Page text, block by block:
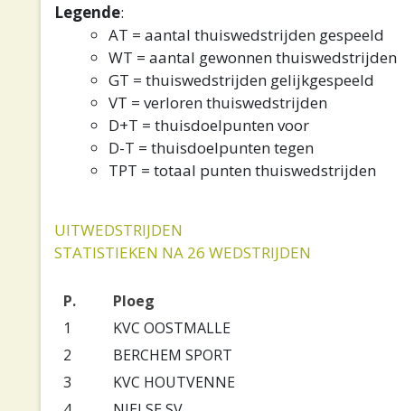
Legende:
AT = aantal thuiswedstrijden gespeeld
WT = aantal gewonnen thuiswedstrijden
GT = thuiswedstrijden gelijkgespeeld
VT = verloren thuiswedstrijden
D+T = thuisdoelpunten voor
D-T = thuisdoelpunten tegen
TPT = totaal punten thuiswedstrijden
UITWEDSTRIJDEN
STATISTIEKEN NA 26 WEDSTRIJDEN
P.
Ploeg
1
KVC OOSTMALLE
2
BERCHEM SPORT
3
KVC HOUTVENNE